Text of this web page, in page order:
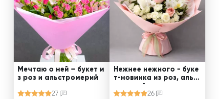
Мечтаю о ней – букет и
з роз и альстромерий
27
Нежнее нежного - буке
т-новинка из роз, альст
ромерий и калл
26